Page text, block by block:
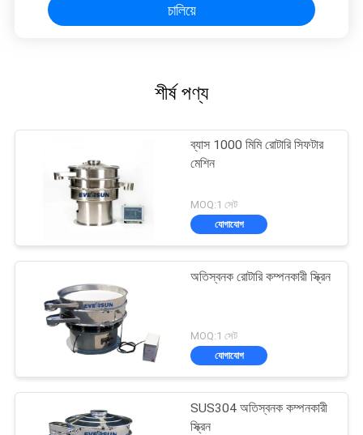
চালিয়ে
শীর্ষ পণ্য
ব্যাস 1000 মিমি রোটারি সিফটার
মেশিন
MOQ:1 সেট
যোগাযোগ
অতিস্বনক রোটারি কম্পনকারী স্ক্রিন
MOQ:1 সেট
যোগাযোগ
SUS304 অতিস্বনক কম্পনকারী
স্ক্রিন